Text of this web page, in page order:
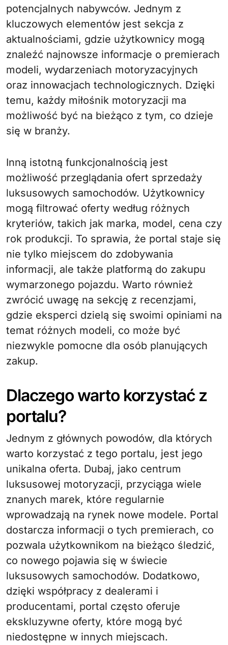
potencjalnych nabywców. Jednym z
kluczowych elementów jest sekcja z
aktualnościami, gdzie użytkownicy mogą
znaleźć najnowsze informacje o premierach
modeli, wydarzeniach motoryzacyjnych
oraz innowacjach technologicznych. Dzięki
temu, każdy miłośnik motoryzacji ma
możliwość być na bieżąco z tym, co dzieje
się w branży.
Inną istotną funkcjonalnością jest
możliwość przeglądania ofert sprzedaży
luksusowych samochodów. Użytkownicy
mogą filtrować oferty według różnych
kryteriów, takich jak marka, model, cena czy
rok produkcji. To sprawia, że portal staje się
nie tylko miejscem do zdobywania
informacji, ale także platformą do zakupu
wymarzonego pojazdu. Warto również
zwrócić uwagę na sekcję z recenzjami,
gdzie eksperci dzielą się swoimi opiniami na
temat różnych modeli, co może być
niezwykle pomocne dla osób planujących
zakup.
Dlaczego warto korzystać z
portalu?
Jednym z głównych powodów, dla których
warto korzystać z tego portalu, jest jego
unikalna oferta. Dubaj, jako centrum
luksusowej motoryzacji, przyciąga wiele
znanych marek, które regularnie
wprowadzają na rynek nowe modele. Portal
dostarcza informacji o tych premierach, co
pozwala użytkownikom na bieżąco śledzić,
co nowego pojawia się w świecie
luksusowych samochodów. Dodatkowo,
dzięki współpracy z dealerami i
producentami, portal często oferuje
ekskluzywne oferty, które mogą być
niedostępne w innych miejscach.